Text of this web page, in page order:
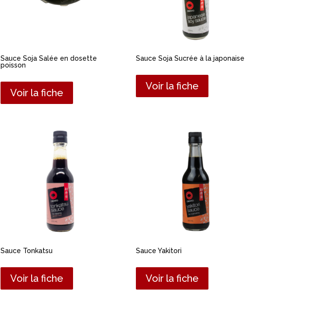
Sauce Soja Salée en dosette
poisson
Voir la fiche
Sauce Soja Sucrée à la japonaise
Voir la fiche
Sauce Tonkatsu
Voir la fiche
Sauce Yakitori
Voir la fiche